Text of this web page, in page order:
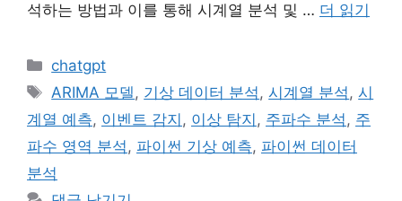
석하는 방법과 이를 통해 시계열 분석 및 … 더 읽기
카
테
리
chatgpt
태
그
ARIMA 모델, 기상 데이터 분석,시계열 분석,시
계열 예측, 이벤트 감지 , 이상 탐지 , 주파수 분석, 주
파수 영역 분석, 파이썬 기상 예측, 파이썬 데이터
분석